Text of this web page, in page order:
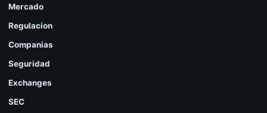
Mercado
Regulacion
Companias
Seguridad
Exchanges
SEC